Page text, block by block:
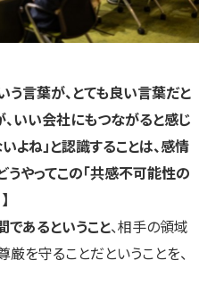
う言葉が、とても良い言葉だと
、いい会社にもつながると感じ
よね」と認識することは、感情
やってこの「共感不可能性の
あるということ、相手の領域
を守ることだということを、